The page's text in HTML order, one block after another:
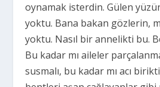
oynamak isterdin. Gülen
yoktu. Bana bakan gözlerin,
yoktu. Nasıl bir annelikti bu.
Bu kadar mı aileler
susmalı, bu kadar mı acı